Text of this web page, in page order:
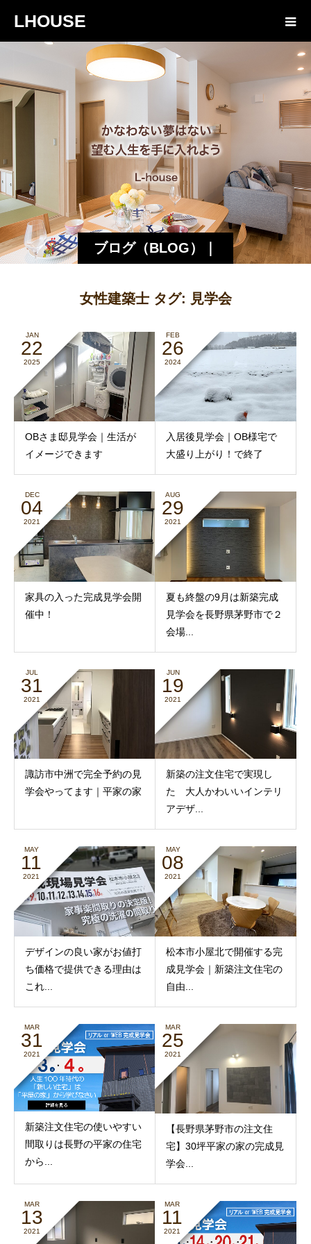
LHOUSE
ブログ（BLOG）｜
エルハウス
女性建築士 タグ: 見学会
JAN
22
2025
OBさま邸見学会｜生活が
イメージできます
FEB
26
2024
入居後見学会｜OB様宅で
大盛り上がり！で終了
DEC
04
2021
家具の入った完成見学会開
催中！
AUG
29
2021
夏も終盤の9月は新築完成
見学会を長野県茅野市で２
会場...
JUL
31
2021
諏訪市中洲で完全予約の見
学会やってます｜平家の家
JUN
19
2021
新築の注文住宅で実現し
た 大人かわいいインテリ
アデザ...
MAY
11
2021
デザインの良い家がお値打
ち価格で提供できる理由は
これ...
MAY
08
2021
松本市小屋北で開催する完
成見学会｜新築注文住宅の
自由...
MAR
31
2021
新築注文住宅の使いやすい
間取りは長野の平家の住宅
から...
MAR
25
2021
【長野県茅野市の注文住
宅】30坪平家の家の完成見
学会...
MAR
13
2021
MAR
11
2021